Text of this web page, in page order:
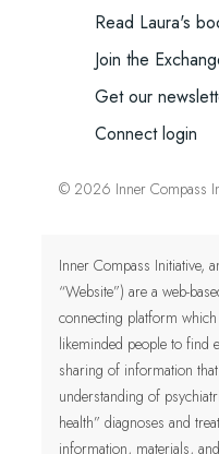
Read Laura's
Join the
Get our
Connect login
© 2026 Inner Compass
Inner Compass Initiative,
“Website”) are a web-
connecting platform
likeminded people to find
sharing of information
understanding of
health” diagnoses and
information, materials,